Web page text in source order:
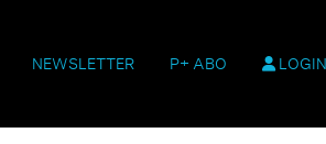
NEWSLETTER P+ ABO LOGIN